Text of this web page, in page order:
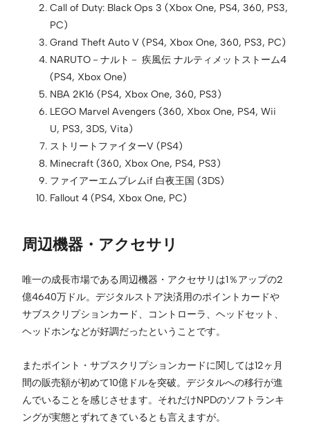
Call of Duty: Black Ops 3 (Xbox One, PS4, 360, PS3,
PC)
Grand Theft Auto V (PS4, Xbox One, 360, PS3, PC)
NARUTO－ナルト－ 疾風伝 ナルティメットストーム4
(PS4, Xbox One)
NBA 2K16 (PS4, Xbox One, 360, PS3)
LEGO Marvel Avengers (360, Xbox One, PS4, Wii
U, PS3, 3DS, Vita)
ストリートファイターV (PS4)
Minecraft (360, Xbox One, PS4, PS3)
ファイアーエムブレムif 白夜王国 (3DS)
Fallout 4 (PS4, Xbox One, PC)
周辺機器・アクセサリ
唯一の成長市場である周辺機器・アクセサリは1％アップの2
億4640万ドル。デジタルストア決済用のポイントカードや
サブスクリプションカード、コントローラ、ヘッドセット、
ヘッドホンなどが好調だったということです。
またポイント・サブスクリプションカードに関しては12ヶ月
間の販売額が初めて10億ドルを突破。デジタルへの移行が進
んでいることを感じさせます。それだけNPDのソフトランキ
ングが実態とずれてきているとも言えますが。